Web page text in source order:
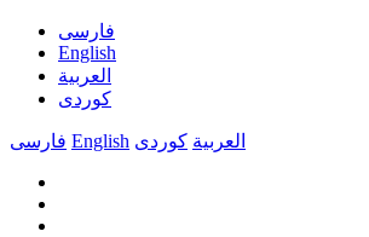
فارسی
English
العربیة
کوردی
فارسی English العربیة کوردی